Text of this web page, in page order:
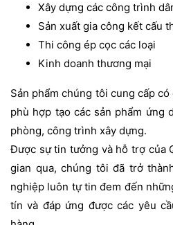
Xây dựng các công trình
Sản xuất gia công kết cấu
Thi công ép cọc các loại
Kinh doanh thương mại
Sản phẩm chúng tôi cung cấp
phù hợp tạo các sản phẩm ứng
phòng, công trình xây dựng.
Được sự tin tưởng và hỗ trợ của
gian qua, chúng tôi đã trở
nghiệp luôn tự tin đem đến
tín và đáp ứng được các yêu